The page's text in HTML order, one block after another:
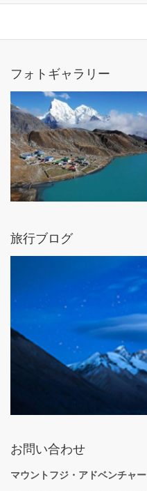
フォトギャラリー
旅行ブログ
お問い合わせ
マウントフジ・アドベンチャー